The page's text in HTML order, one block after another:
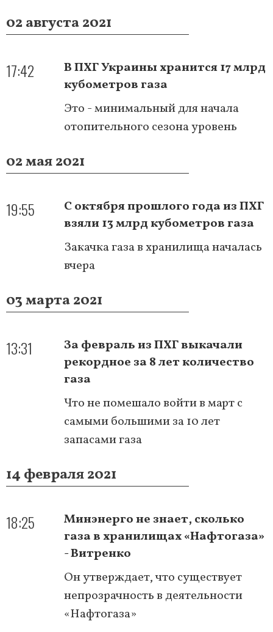
02 августа 2021
17:42
В ПХГ Украины хранится 17 млрд
кубометров газа
Это - минимальный для начала
отопительного сезона уровень
02 мая 2021
19:55
С октября прошлого года из ПХГ
взяли 13 млрд кубометров газа
Закачка газа в хранилища началась
вчера
03 марта 2021
13:31
За февраль из ПХГ выкачали
рекордное за 8 лет количество
газа
Что не помешало войти в март с
самыми большими за 10 лет
запасами газа
14 февраля 2021
18:25
Минэнерго не знает, сколько
газа в хранилищах «Нафтогаза»
- Витренко
Он утверждает, что существует
непрозрачность в деятельности
«Нафтогаза»